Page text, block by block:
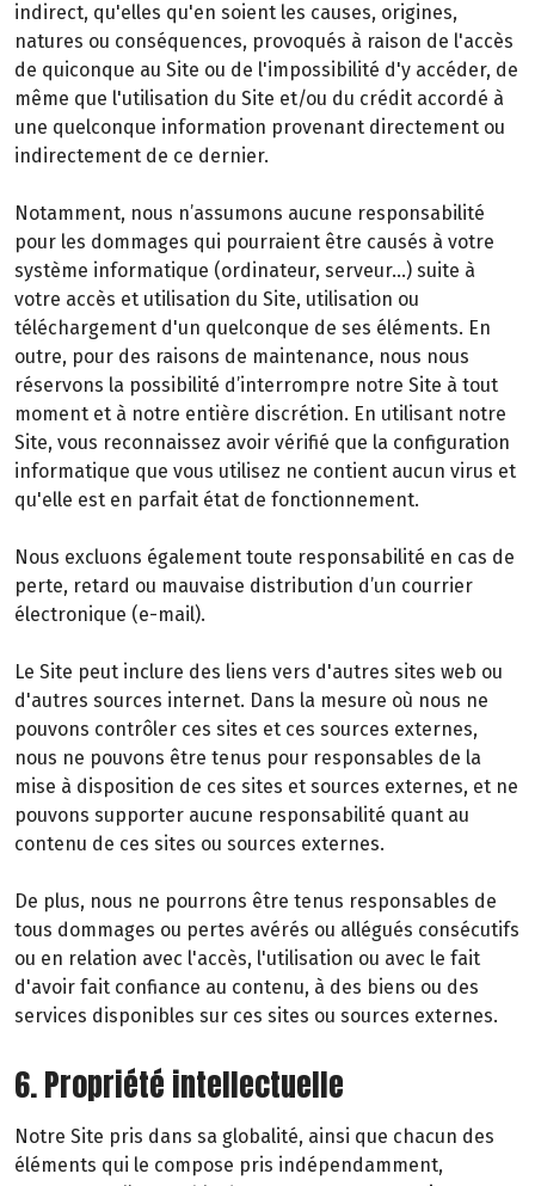
indirect, qu'elles qu'en soient les causes, origines,
natures ou conséquences, provoqués à raison de l'accès
de quiconque au Site ou de l'impossibilité d'y accéder, de
même que l'utilisation du Site et/ou du crédit accordé à
une quelconque information provenant directement ou
indirectement de ce dernier.
Notamment, nous n’assumons aucune responsabilité
pour les dommages qui pourraient être causés à votre
système informatique (ordinateur, serveur…) suite à
votre accès et utilisation du Site, utilisation ou
téléchargement d'un quelconque de ses éléments. En
outre, pour des raisons de maintenance, nous nous
réservons la possibilité d’interrompre notre Site à tout
moment et à notre entière discrétion. En utilisant notre
Site, vous reconnaissez avoir vérifié que la configuration
informatique que vous utilisez ne contient aucun virus et
qu'elle est en parfait état de fonctionnement.
Nous excluons également toute responsabilité en cas de
perte, retard ou mauvaise distribution d’un courrier
électronique (e-mail).
Le Site peut inclure des liens vers d'autres sites web ou
d'autres sources internet. Dans la mesure où nous ne
pouvons contrôler ces sites et ces sources externes,
nous ne pouvons être tenus pour responsables de la
mise à disposition de ces sites et sources externes, et ne
pouvons supporter aucune responsabilité quant au
contenu de ces sites ou sources externes.
De plus, nous ne pourrons être tenus responsables de
tous dommages ou pertes avérés ou allégués consécutifs
ou en relation avec l'accès, l'utilisation ou avec le fait
d'avoir fait confiance au contenu, à des biens ou des
services disponibles sur ces sites ou sources externes.
6. Propriété intellectuelle
Notre Site pris dans sa globalité, ainsi que chacun des
éléments qui le compose pris indépendamment,